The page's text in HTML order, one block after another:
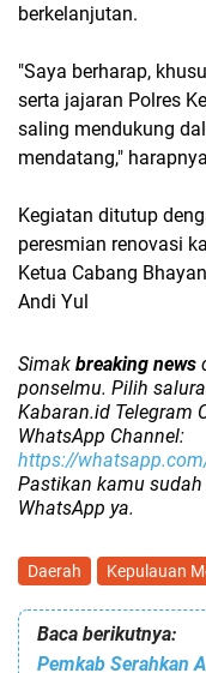
berkelanjutan.
"Saya berharap,
serta jajaran Polres
saling mendukung
mendatang,"
Kegiatan ditutup
peresmian renovasi
Ketua Cabang
Andi Yul
Simak breaking news
ponselmu. Pilih
Kabaran.id Telegram
WhatsApp Channel:
https://
Pastikan kamu
WhatsApp ya.
Daerah Kepulauan
Baca berikutnya: